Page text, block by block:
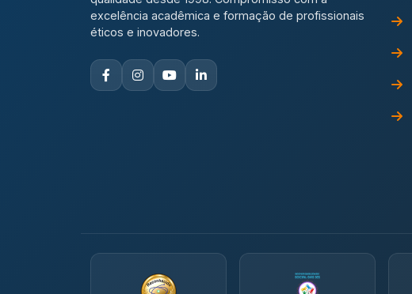
excelência acadêmica e formação de profissionais
éticos e inovadores.